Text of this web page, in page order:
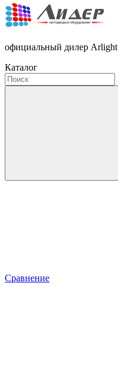
официальный дилер Arlight
Каталог
Сравнение